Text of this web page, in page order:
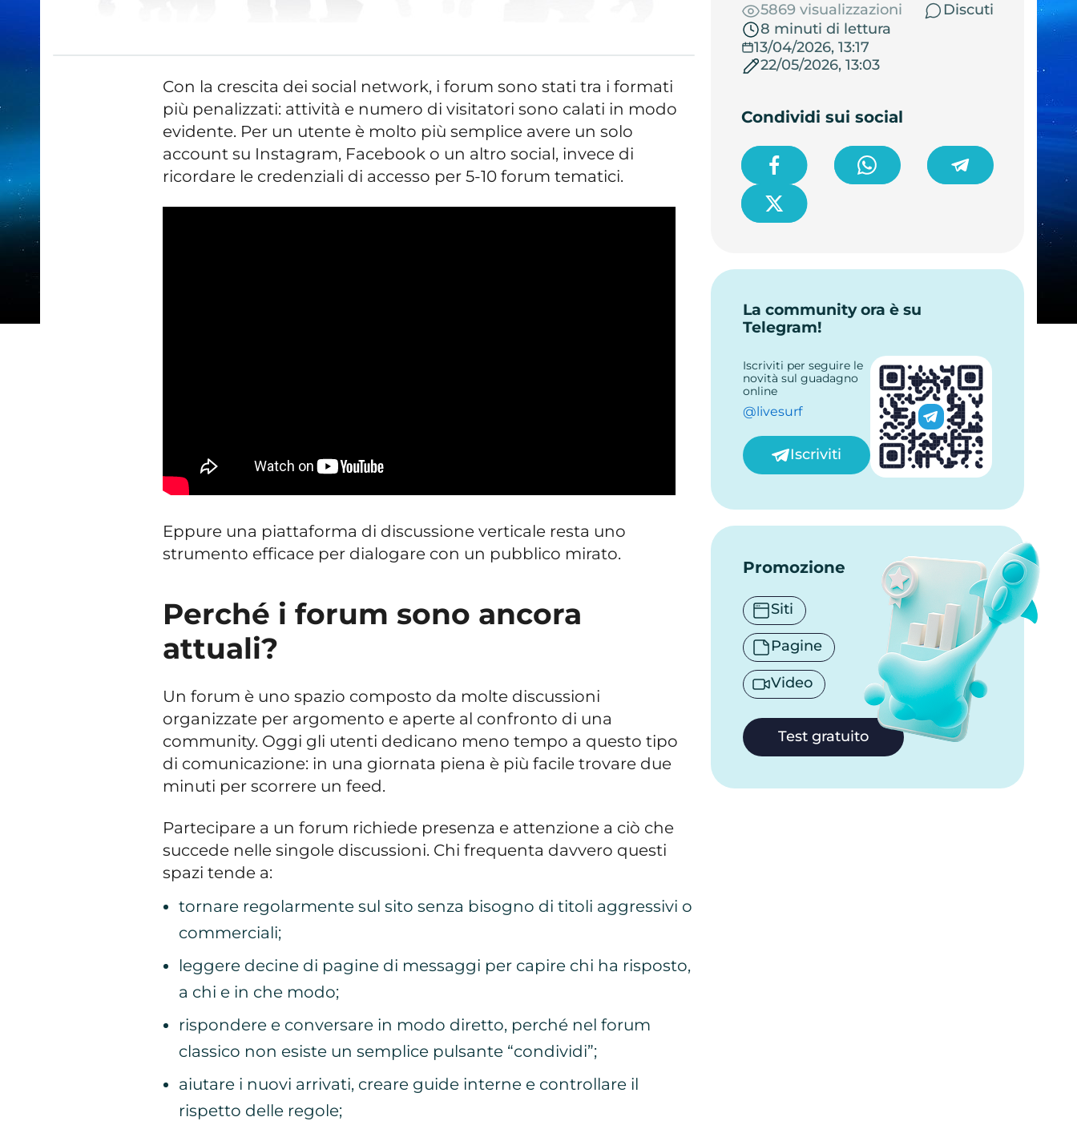
Con la crescita dei social network, i forum sono stati tra i formati
più penalizzati: attività e numero di visitatori sono calati in modo
evidente. Per un utente è molto più semplice avere un solo
account su Instagram, Facebook o un altro social, invece di
ricordare le credenziali di accesso per 5-10 forum tematici.
Eppure una piattaforma di discussione verticale resta uno
strumento efficace per dialogare con un pubblico mirato.
Perché i forum sono ancora
attuali?
Un forum è uno spazio composto da molte discussioni
organizzate per argomento e aperte al confronto di una
community. Oggi gli utenti dedicano meno tempo a questo tipo
di comunicazione: in una giornata piena è più facile trovare due
minuti per scorrere un feed.
Partecipare a un forum richiede presenza e attenzione a ciò che
succede nelle singole discussioni. Chi frequenta davvero questi
spazi tende a:
tornare regolarmente sul sito senza bisogno di titoli aggressivi o
commerciali;
leggere decine di pagine di messaggi per capire chi ha risposto,
a chi e in che modo;
rispondere e conversare in modo diretto, perché nel forum
classico non esiste un semplice pulsante “condividi”;
aiutare i nuovi arrivati, creare guide interne e controllare il
rispetto delle regole;
5869 visualizzazioni
Discuti
8 minuti di lettura
13/04/2026, 13:17
22/05/2026, 13:03
Condividi sui social
La community ora è su
Telegram!
Iscriviti per seguire le
novità sul guadagno
online
@livesurf
Iscriviti
Promozione
Siti
Pagine
Video
Test gratuito